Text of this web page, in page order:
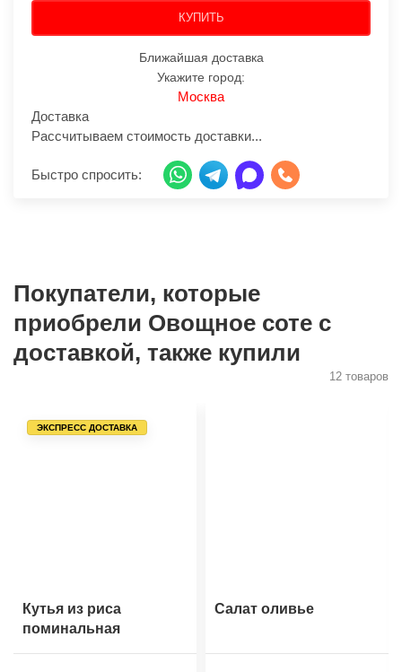
КУПИТЬ
Ближайшая доставка
Укажите город:
Москва
Доставка
Рассчитываем стоимость доставки...
Быстро спросить:
Покупатели, которые
приобрели Овощное соте с
доставкой, также купили
12 товаров
ЭКСПРЕСС ДОСТАВКА
Кутья из риса
поминальная
Салат оливье